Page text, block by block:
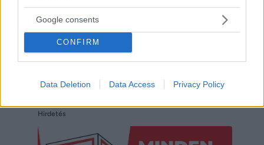
Google consents
CONFIRM
Data Deletion Data Access Privacy Policy
Hirdetés